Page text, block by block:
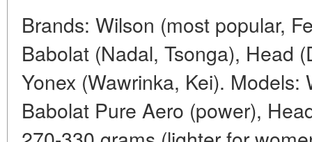
Brands: Wilson (most popular,
Babolat (Nadal, Tsonga), Head
Yonex (Wawrinka, Kei). Models:
Babolat Pure Aero (power),